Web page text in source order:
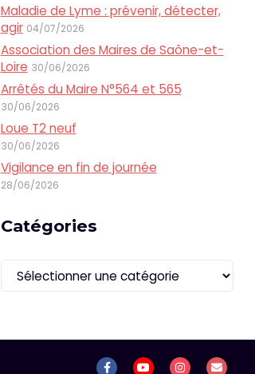
Maladie de Lyme : prévenir, détecter,
agir 04/07/2026
Association des Maires de Saône-et-
Loire 30/06/2026
Arrêtés du Maire N°564 et 565
30/06/2026
Loue T2 neuf
30/06/2026
Vigilance en fin de journée
28/06/2026
Catégories
Catégories